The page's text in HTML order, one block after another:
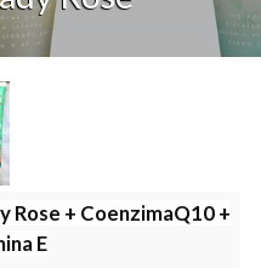
Rose + CoenzimaQ10 +
E